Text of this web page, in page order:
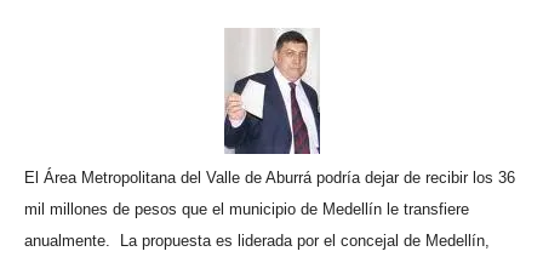
El Área Metropolitana del Valle de Aburrá podría dejar de recibir los 36
mil millones de pesos que el municipio de Medellín le transfiere
anualmente.
La propuesta es liderada por el concejal de Medellín,